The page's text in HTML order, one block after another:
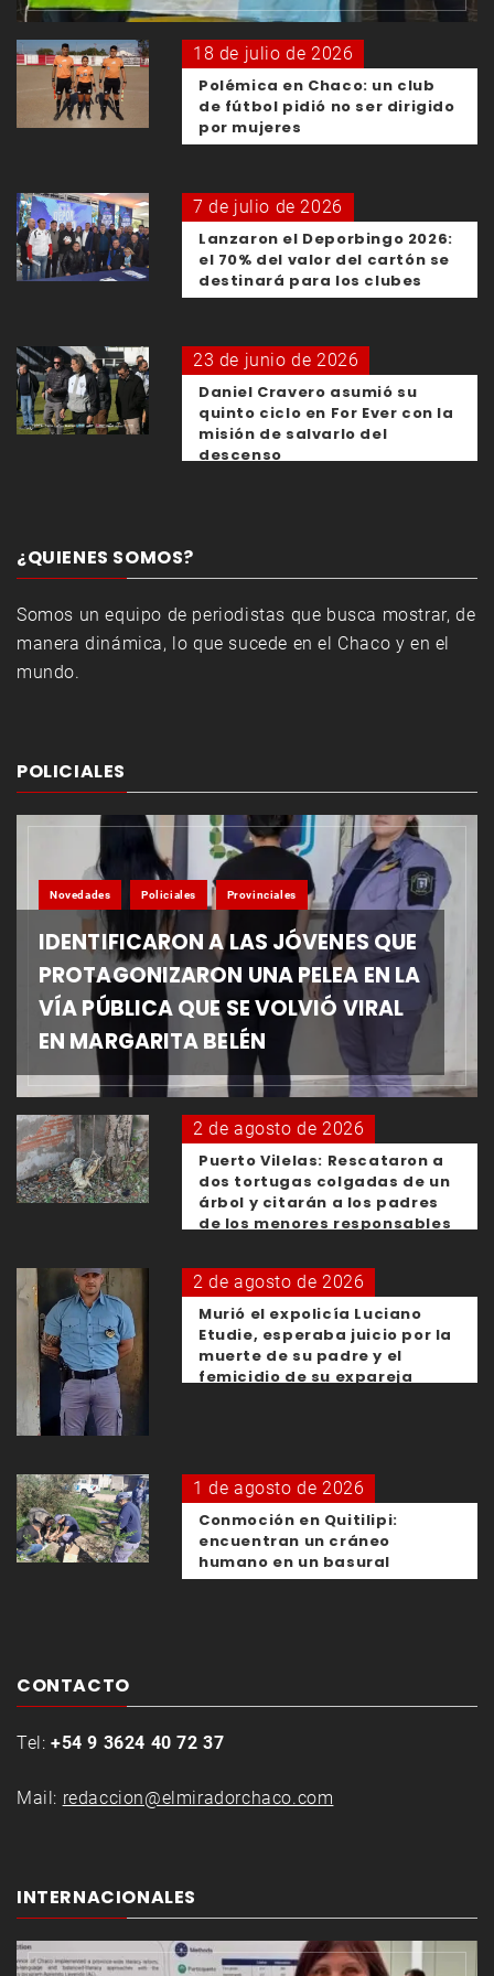
18 de julio de 2026
Polémica en Chaco: un club
de fútbol pidió no ser dirigido
por mujeres
7 de julio de 2026
Lanzaron el Deporbingo 2026:
el 70% del valor del cartón se
destinará para los clubes
23 de junio de 2026
Daniel Cravero asumió su
quinto ciclo en For Ever con la
misión de salvarlo del
descenso
¿QUIENES SOMOS?
Somos un equipo de periodistas que busca mostrar, de
manera dinámica, lo que sucede en el Chaco y en el
mundo.
POLICIALES
Novedades Policiales Provinciales
IDENTIFICARON A LAS JÓVENES QUE
PROTAGONIZARON UNA PELEA EN LA
VÍA PÚBLICA QUE SE VOLVIÓ VIRAL
EN MARGARITA BELÉN
2 de agosto de 2026
Puerto Vilelas: Rescataron a
dos tortugas colgadas de un
árbol y citarán a los padres
de los menores responsables
2 de agosto de 2026
Murió el expolicía Luciano
Etudie, esperaba juicio por la
muerte de su padre y el
femicidio de su expareja
1 de agosto de 2026
Conmoción en Quitilipi:
encuentran un cráneo
humano en un basural
CONTACTO
Tel: +54 9 3624 40 72 37
Mail: redaccion@elmiradorchaco.com
INTERNACIONALES